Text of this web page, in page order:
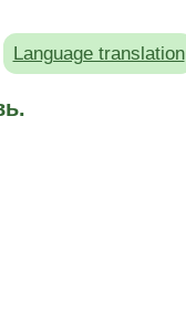
Language translation